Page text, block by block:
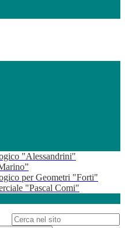
"Alessandrini"
per Geometri "Forti"
"Pascal Comi"